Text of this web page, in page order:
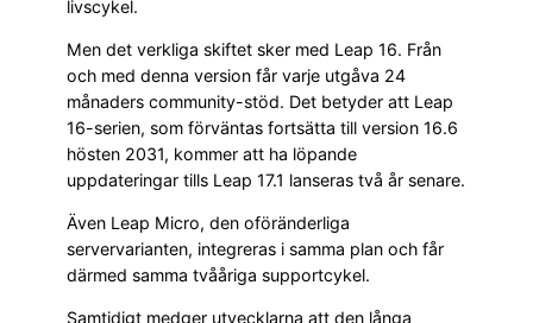
livscykel.
Men det verkliga skiftet sker med Leap 16. Från
och med denna version får varje utgåva 24
månaders community-stöd. Det betyder att Leap
16-serien, som förväntas fortsätta till version 16.6
hösten 2031, kommer att ha löpande
uppdateringar tills Leap 17.1 lanseras två år senare.
Även Leap Micro, den oföränderliga
servervarianten, integreras i samma plan och får
därmed samma tvååriga supportcykel.
Samtidigt medger utvecklarna att den långa